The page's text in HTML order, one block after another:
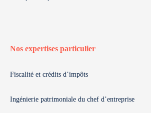
Nos expertises particulier
Fiscalité et crédits d’impôts
Ingénierie patrimoniale du chef d’entreprise